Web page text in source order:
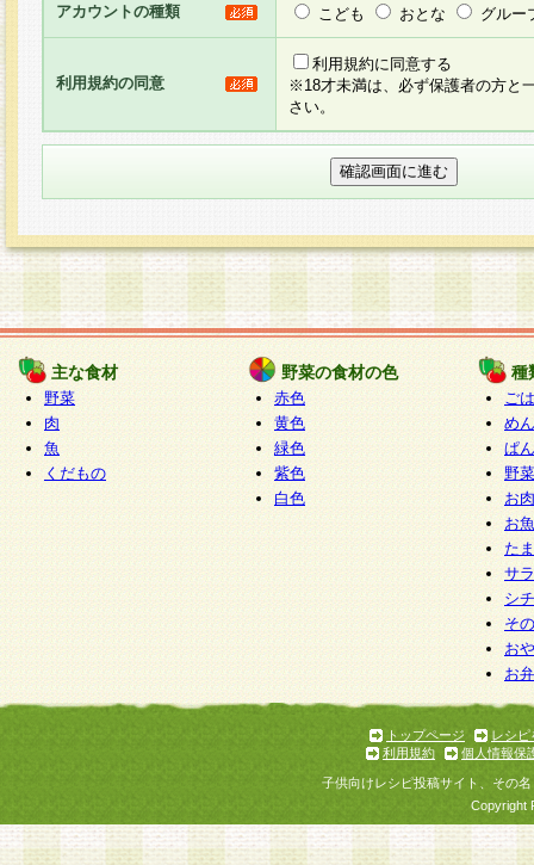
た全ての会員に対して本サービスの依頼をすると
りま す。
3.当社は、会員の事前の承諾を得ることなく、当
方 法・手段にて、本規約を任意に制定、変更ま
きるものとします。改定後の本規約等は、本規約
に掲示したときに、その 他の諸規定については
てその効力を生じるものとします。
4.本規約は、会員登録希望者による会員登録手続
の当社による会員登録の承認が完了した時点で会
たものとみなされ、会員に対して適用されるもの
5.当社がお聞きする個人情報は、すべて会員登録
で提 供いただいたものと考えております。従っ
自らの個人情報の提供を希望されない場合には、
をお預かりいたしません が、提供されないこと
商品やサービス等をご利用いただけない場合があ
了承ください。
6.当社は、お客様から当社が保有している個人情
加・ 利用停止等を求められた場合には、ご本人
て確認できた場合に限り、法令に準拠して合理的
いただきます。なお、開示 請求等の請求先は個
ります。
1.会員とは、本規約等を承諾のうえ、当社所定の
了し、当社が承認した者、グループとします。な
が以下に該当する場合は会員登録をすることがで
アカウントの種類 こども おとな グルー
利用規約の同意
利用規約に同意する
※18才未満は、必ず保護者の方と
さい。
主な食材
野菜
肉
魚
くだもの
野菜の食材の色
赤色
黄色
緑色
紫色
白色
種
ご
めん
ぱん
野
お
お
た
サ
シ
そ
お
お
トップページ
レシピ
利用規約
個人情報保
子供向けレシピ投稿サイト、その
Copyright